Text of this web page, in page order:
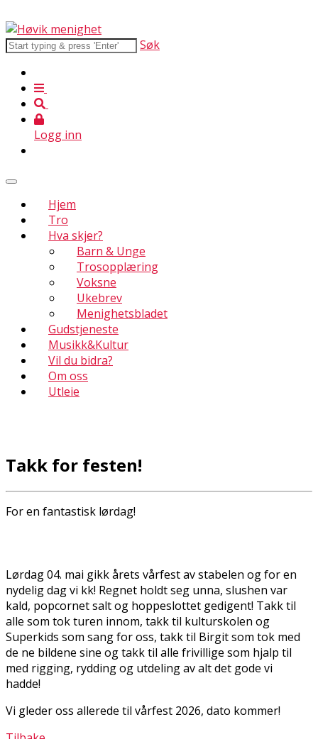
Søk
Logg inn
Hjem
Tro
Hva skjer?
Barn & Unge
Trosopplæring
Voksne
Ukebrev
Menighetsbladet
Gudstjeneste
Musikk&Kultur
Vil du bidra?
Om oss
Utleie
Takk for festen!
For en fantastisk lørdag!
Lørdag 04. mai gikk årets vårfest av stabelen og for en
nydelig dag vi fikk! Regnet holdt seg unna, slushen var
kald, popcornet salt og hoppeslottet gedigent! Takk til
alle som tok turen innom, takk til kulturskolen og
Superkids som sang for oss, takk til Birgit som tok med
de fine bildene sine og takk til alle frivillige som hjalp til
med rigging, rydding og utdeling av alt det gode vi
hadde!
Vi gleder oss allerede til vårfest 2026, dato kommer!